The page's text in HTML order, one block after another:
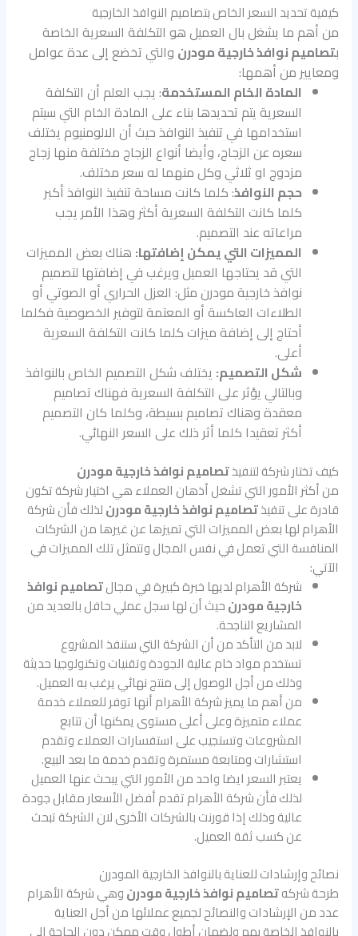
كيفية تحديد السعر الخاص بتصاميم النوافذ الخارجية
من أهم ما يشغل بال العميل هو التكلفة السعرية الخاصة
بتصاميم نوافذ خارجية مودرن والتي تخضع إلى عدة عوامل
ومعايير من أهمها:
المادة الخام المستخدمة: يجب العلم أن التكلفة
السعرية يتم تحديدها بناء على المادة الخام التي سيتم
استخدامها في تنفيذ النوافذ حيث أن الالومنيوم يختلف
سعره عن الزجاج، وأيضا أنواع الزجاج مختلفة منها زجاج
مزدوج او ثلاثي وكل منهما له سعر مختلف.
حجم النوافذ: كلما كانت مساحة تنفيذ النوافذ أكبر
كلما كانت التكلفة السعرية أكثر وهذا الأمر يجب
مراعاته عند التصميم.
المميزات التي يمكن إضافتها: هناك بعض المميزات
التي قد يحتاجها العميل ويرغب في إضافتها لتصميم
نوافذ خارجية مودرن مثل: العزل الحراري أو الصوتي أو
الطلاءات العاكسة أو المعتمة لتوفير الخصوصية فكلما
أحتاج إلى إضافة ميزات كلما كانت التكلفة السعرية
أعلى.
شكل التصميم: يختلف شكل التصميم الخاص بالنوافذ
وبالتالي يؤثر على التكلفة السعرية فهناك تصاميم
معقدة وهناك تصاميم بسيطة، وكلما كان التصميم
أكثر تعقيدا كلما أثر ذلك على السعر النهائي.
كيف تختار شركة لتنفيذتصاميم نوافذ خارجية مودرن
من أكثر الأمور التي تشغل أذهان العملاء هي اختيار شركة تكون
قادرة على تنفيذتصاميم نوافذ خارجية مودرنلذلك فأن شركة
الأهرام لها بعض المميزات التي تميزها عن غيرها من الشركات
المنافسة التي تعمل في نفس المجال وتتمثل تلك المميزات في
الآتي:
شركة الأهرام لديها خبرة كبيرة في مجالتصاميم نوافذ
خارجية مودرنحيث أن لها سجل عملي حافل بالعديد من
المشاريع الناجحة.
لابد من التأكد من أن الشركة التي ستنفذ المشروع
تستخدم مواد خام عالية الجودة وتقنيات وتكنولوجيا حديثة
وذلك من أجل الوصول إلى منتج نهائي يرغب به العميل.
من أهم ما يميز شركة الأهرام أنها توفر للعملاء خدمة
عملاء متميزة وعلى أعلى مستوى يمكنها أن تتابع
المشروعات وتستجيب على استفسارات العملاء وتقدم
استشارات ومتابعة مستمرة وتقدم خدمة ما بعد البيع.
يعتبر السعر ايضا واحد من الأمور التي يبحث عنها العميل
لذلك فأن شركة الأهرام تقدم أفضل الأسعار مقابل جودة
عالية وذلك إذا قورنت بالشركات الأخرى لان الشركة تبحث
عن كسب ثقة العميل.
نصائح وإرشادات للعناية بالنوافذ الخارجية المودرن
طرحة شركهتصاميم نوافذ خارجية مودرنوهي شركة الأهرام
عدد من الإرشادات والنصائح لجميع عملائها من أجل العناية